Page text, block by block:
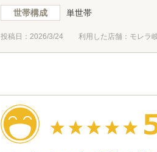
世帯構成 単世帯
投稿日： 2026/3/24 利用した店舗：モレラ